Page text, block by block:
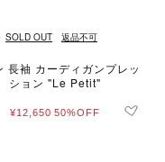
SOLD OUT 返品不可
長袖 カーディガンプレッ
ション "Le Petit"
¥12,650 50%OFF